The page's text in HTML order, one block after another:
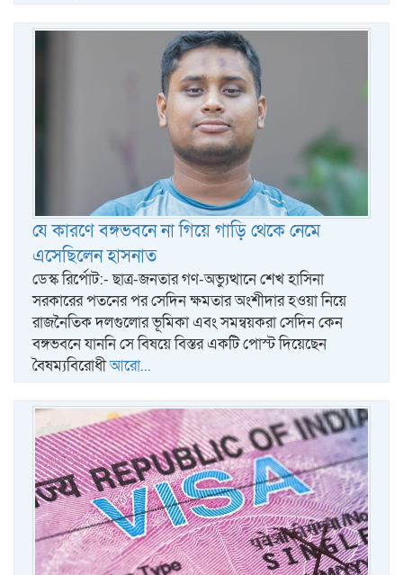
যে কারণে বঙ্গভবনে না গিয়ে গাড়ি থেকে নেমে
এসেছিলেন হাসনাত
ডেস্ক রির্পোট:- ছাত্র-জনতার গণ-অভ্যুত্থানে শেখ হাসিনা
সরকারের পতনের পর সেদিন ক্ষমতার অংশীদার হওয়া নিয়ে
রাজনৈতিক দলগুলোর ভূমিকা এবং সমন্বয়করা সেদিন কেন
বঙ্গভবনে যাননি সে বিষয়ে বিস্তর একটি পোস্ট দিয়েছেন
বৈষম্যবিরোধীআরো...